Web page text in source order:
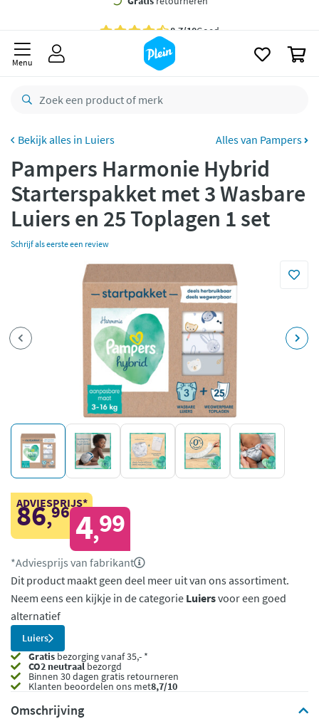
Bestelling uiterlijkzaterdag
retourneren
Betaal met Klarna
Menu
Luiers Alles van Pampers
Pampers Harmonie Hybrid
Starterspakket met 3 Wasbare
Luiers en 25 Toplagen 1 set
Schrijf als eerste een review
ADVIESPRIJS*
86,96 4,99
*Adviesprijs van fabrikant
Dit product maakt geen deel meer uit van ons assortiment.
Neem eens een kijkje in de categorie Luiersvoor een goed
alternatief
Luiers
Gratis bezorging vanaf 35,- *
CO2 neutraalbezorgd
Binnen 30 dagen gratis retourneren
Klanten beoordelen ons met8,7/10
Omschrijving